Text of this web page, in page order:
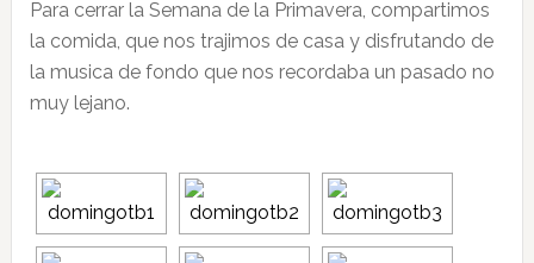
Para cerrar la Semana de la Primavera, compartimos
la comida, que nos trajimos de casa y disfrutando de
la musica de fondo que nos recordaba un pasado no
muy lejano.